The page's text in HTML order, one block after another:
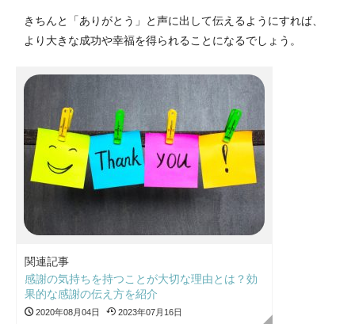
きちんと「ありがとう」と声に出して伝えるようにすれば、
より大きな成功や幸福を得られることになるでしょう。
関連記事
感謝の気持ちを持つことが大切な理由とは？効
果的な感謝の伝え方を紹介
2020年08月04日 2023年07月16日